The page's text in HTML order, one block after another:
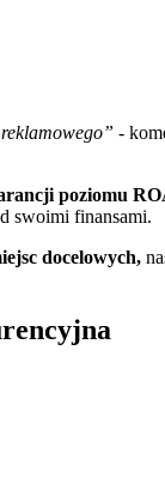
-
poziomu
swoimi finansami.
docelowych,